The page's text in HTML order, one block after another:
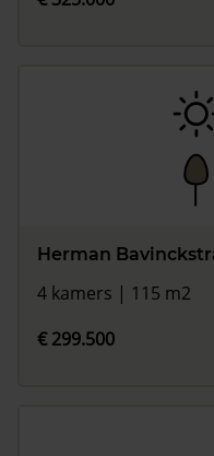
Herman
4 kamers | 115 m2
€ 299.500